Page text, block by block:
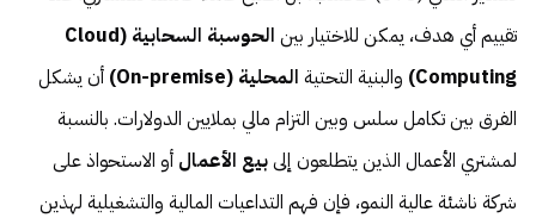
تقييم أي هدف، يمكن للاختيار بين
الحوسبة السحابية (Cloud
Computing) والبنية التحتية المحلية (On-premise)
أن يشكل
الفرق بين تكامل سلس وبين التزام مالي بملايين الدولارات. بالنسبة
لمشتري الأعمال الذين يتطلعون إلىبيع الأعمال أو الاستحواذ على
شركة ناشئة عالية النمو، فإن فهم التداعيات المالية والتشغيلية لهذين